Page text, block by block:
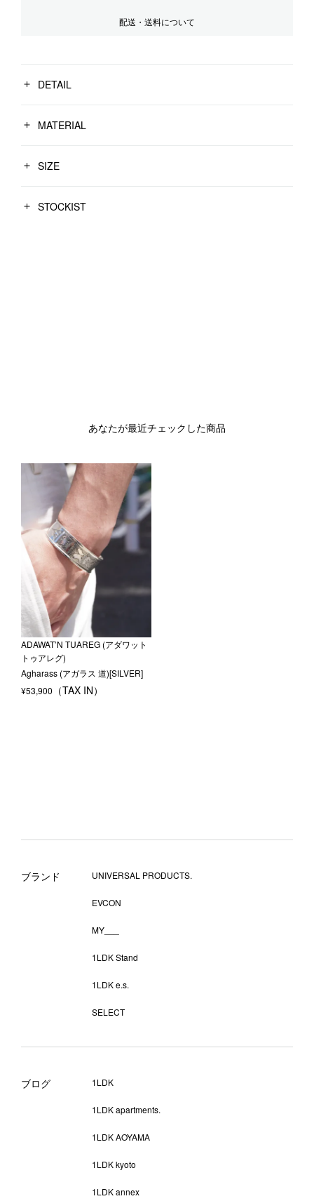
配送・送料について
DETAIL
MATERIAL
SIZE
STOCKIST
あなたが最近チェックした商品
ADAWAT’N TUAREG (アダワット
トゥアレグ)
Agharass (アガラス 道)[SILVER]
¥53,900
ブランド UNIVERSAL PRODUCTS.
EVCON
MY___
1LDK Stand
1LDK e.s.
SELECT
ブログ 1LDK
1LDK apartments.
1LDK AOYAMA
1LDK kyoto
1LDK annex